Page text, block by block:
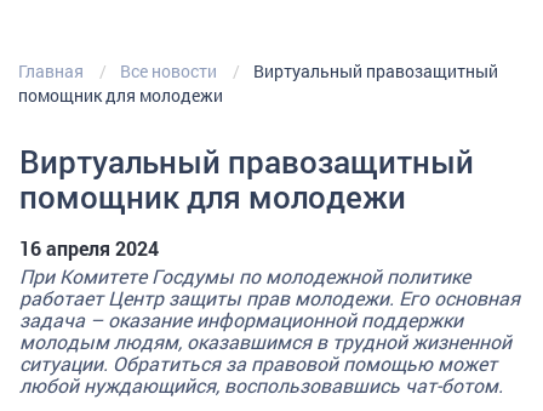
Главная Все новости
Виртуальный правозащитный
помощник для молодежи
Виртуальный правозащитный
помощник для молодежи
16 апреля 2024
При Комитете Госдумы по молодежной политике
работает Центр защиты прав молодежи. Его основная
задача – оказание информационной поддержки
молодым людям, оказавшимся в трудной жизненной
ситуации. Обратиться за правовой помощью может
любой нуждающийся, воспользовавшись чат-ботом.